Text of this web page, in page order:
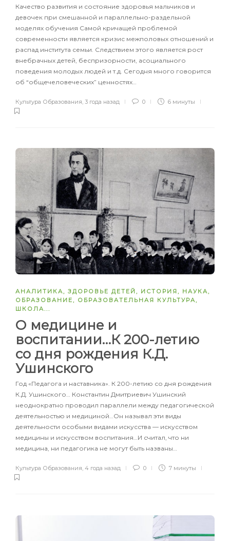
Качество развития и состояние здоровья мальчиков и
девочек при смешанной и параллельно-раздельной
моделях обучения Самой кричащей проблемой
современности является кризис межполовых отношений и
распад института семьи. Следствием этого является рост
внебрачных детей, беспризорности, асоциального
поведения молодых людей и т.д. Сегодня много говорится
об “общечеловеческих” ценностях…
Культура Образования 3 года назад 0 6 минуты
АНАЛИТИКА, ЗДОРОВЬЕ ДЕТЕЙ, ИСТОРИЯ, НАУКА,
ОБРАЗОВАНИЕ, ОБРАЗОВАТЕЛЬНАЯ КУЛЬТУРА,
ШКОЛА...
О медицине и
воспитании…К 200-летию
со дня рождения К.Д.
Ушинского
Год «Педагога и наставника». К 200-летию со дня рождения
К.Д. Ушинского… Константин Дмитриевич Ушинский
неоднократно проводил параллели между педагогической
деятельностью и медициной…Он называл эти виды
деятельности особыми видами искусства — искусством
медицины и искусством воспитания…И считал, что ни
медицина, ни педагогика не могут быть названы…
Культура Образования, 4 года назад 0 7 минуты